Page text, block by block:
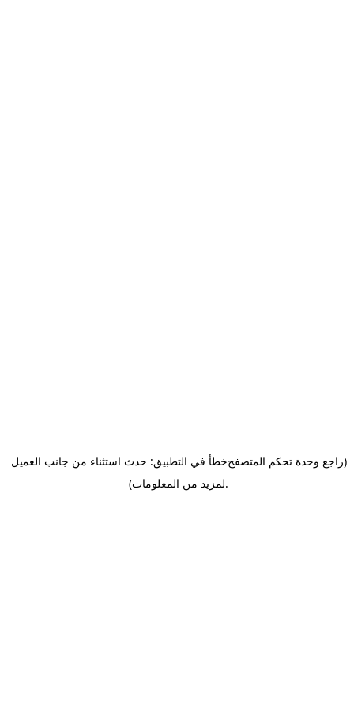
خطأ في التطبيق: حدث استثناء من جانب العميل(راجع وحدة تحكم المتصفح
لمزيد من المعلومات).